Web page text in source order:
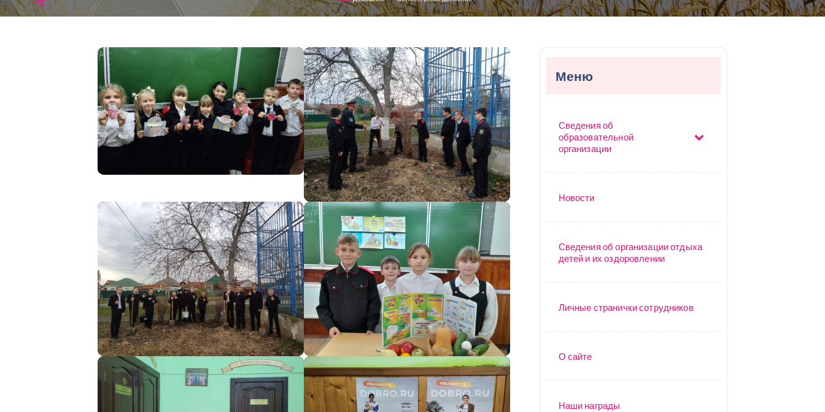
Меню
Сведения об
образовательной
организации
Новости
Сведения об организации отдыха
детей и их оздоровлении
Личные странички сотрудников
О сайте
Наши награды